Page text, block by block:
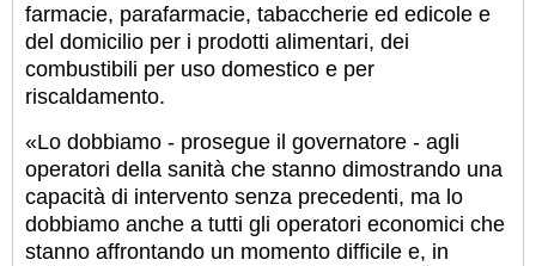
farmacie, parafarmacie, tabaccherie ed edicole e
del domicilio per i prodotti alimentari, dei
combustibili per uso domestico e per
riscaldamento.
«Lo dobbiamo - prosegue il governatore - agli
operatori della sanità che stanno dimostrando una
capacità di intervento senza precedenti, ma lo
dobbiamo anche a tutti gli operatori economici che
stanno affrontando un momento difficile e, in